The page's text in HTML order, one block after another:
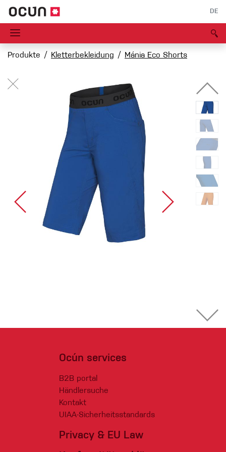
DE
Produkte Kletterbekleidung Mánia Eco Shorts
Ocún services
B2B portal
Händlersuche
Kontakt
UIAA-Sicherheitsstandards
Privacy & EU Law